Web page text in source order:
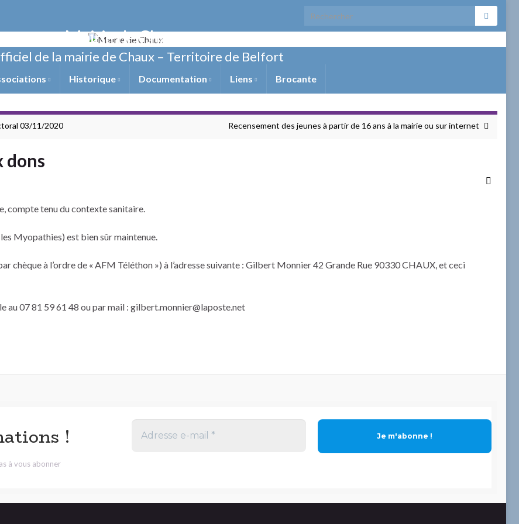
Search for:
Mairie de Chaux
de la mairie de Chaux – Territoire de Belfort
Historique Documentation Liens Brocante
03/11/2020 Recensement des jeunes à partir de 16 ans à la mairie ou sur internet
dons
compte tenu du contexte sanitaire.
Myopathies) est bien sûr maintenue.
chèque à l’ordre de « AFM Téléthon ») à l’adresse suivante : Gilbert Monnier 42 Grande Rue 90330 CHAUX, et ceci
07 81 59 61 48 ou par mail : gilbert.monnier@laposte.net
!
à vous abonner